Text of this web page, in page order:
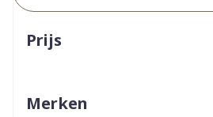
Prijs
Merken